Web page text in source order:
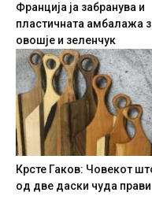
Франција ја забранува и
пластичната амбалажа
овошје и зеленчук
Крсте Гаков: Човекот
од две даски чуда прави